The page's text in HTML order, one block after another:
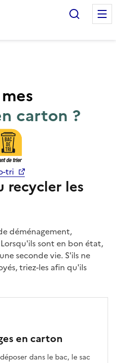
objets & déchets
carton ?
tri
recycler les
déménagement,
sont en bon état,
seconde vie. S'ils ne
triez-les afin qu'ils
en carton
dans le bac, le sac